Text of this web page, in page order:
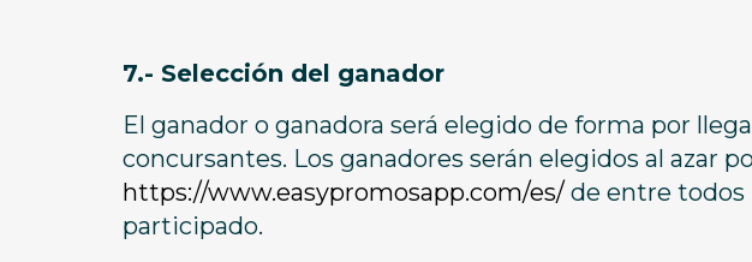
7.- Selección del ganador
El ganador o ganadora será elegido de forma por
concursantes. Los ganadores serán elegidos al azar
https://www.easypromosapp.com/es/ de entre todos
participado.